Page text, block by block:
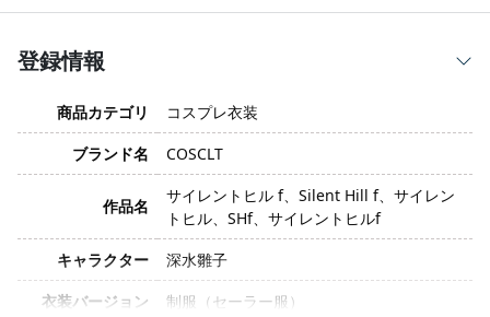
登録情報
商品カテゴリ
コスプレ衣装
ブランド名
COSCLT
作品名
サイレントヒル f、Silent Hill f、サイレン
トヒル、SHf、サイレントヒルf
キャラクター
深水雛子
衣装バージョン
制服（セーラー服）